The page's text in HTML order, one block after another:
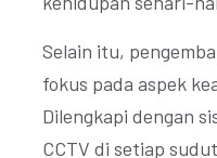
Selain itu,
fokus pada aspek
Dilengkapi dengan
CCTV di setiap